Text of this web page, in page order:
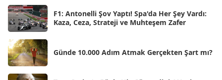
Nis 2025 [56]
Mar 2025
Şub 2025
Oca 2025
F1: Antonelli Şov Yaptı! Spa'da Her Şey Vardı:
Kaza, Ceza, Strateji ve Muhteşem Zafer
Günde 10.000 Adım Atmak Gerçekten Şart mı?